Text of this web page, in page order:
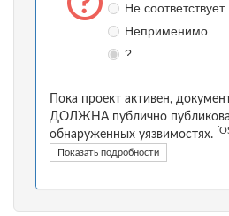
Не соответствует
Неприменимо
?
Пока проект активен,
ДОЛЖНА публично
обнаруженных уязвимостях.
Показать подробности